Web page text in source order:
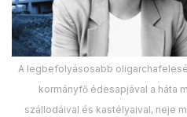
A legbefolyásosabb
kormányfő édesapjával a háta
szállodáival és kastélyaival, neje